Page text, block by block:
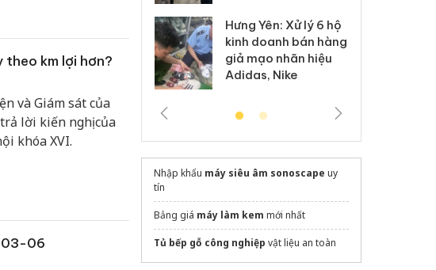
minh bạch và tạo
km lợi hơn?
và Giám sát của
lời kiến nghị của
khóa XVI.
03-06
bán bình sữa
Hưng Yên: Xử lý 6 hộ
kinh doanh bán hàng
giả mạo nhãn hiệu
Adidas, Nike
Nhập khẩu máy siêu âm sonoscape uy
tín
Bảng giá máy làm kem mới nhất
Tủ bếp gỗ công nghiệp vật liệu an toàn